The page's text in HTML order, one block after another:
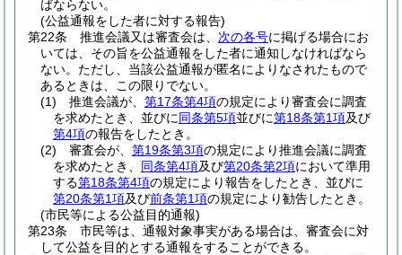
ばならない。
(公益通報をした者に対する報告)
第22条
推進会議又は審査会は、 次の各号に掲げる場合にお
いては、その旨を公益通報をした者に通知しなければなら
ない。 ただし、当該公益通報が匿名によりなされたもので
あるときは、この限りでない。
(1)
推進会議が、 第17条第4項の規定により審査会に調査
を求めたとき、並びに同条第5項並びに第18条第1項及び
第4項の報告をしたとき。
(2)
審査会が、 第19条第3項の規定により推進会議に調査
を求めたとき、 同条第4項及び第20条第2項において準用
する第18条第4項の規定により報告をしたとき、並びに
第20条第1項及び前条第1項の規定により勧告したとき。
(市民等による公益目的通報)
第23条
市民等は、通報対象事実がある場合は、審査会に対
して公益を目的とする通報をすることができる。